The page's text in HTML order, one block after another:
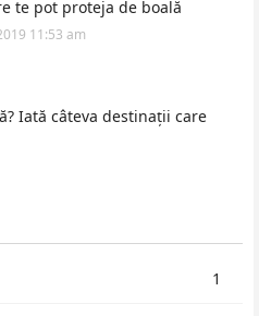
te pot proteja de boală
11:53 am
Iată câteva destinații care
1